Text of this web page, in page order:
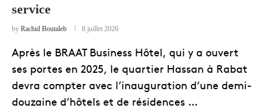
service
by Rachid Boutaleb 8 juillet 2026
Après le BRAAT Business Hôtel, qui y a ouvert
ses portes en 2025, le quartier Hassan à Rabat
devra compter avec l’inauguration d’une demi-
douzaine d’hôtels et de résidences …